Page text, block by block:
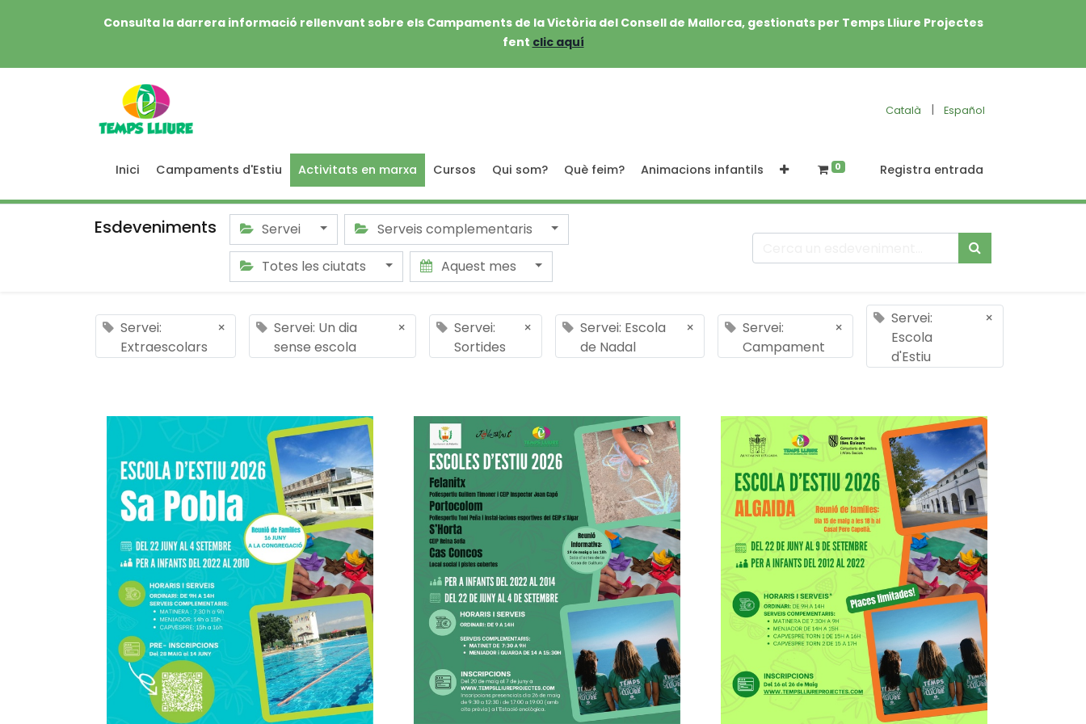
Consulta la darrera informació rellenvant sobre els Campaments de la Victòria del Consell de Mallorca, gestionats per Temps Lliure Projectes
fent clic aquí
Català | Español
Inici Campaments d'Estiu Activitats en marxa Cursos Qui som? Què feim? Animacions infantils 0 Registra entrada
Esdeveniments Servei
Serveis complementaris
Totes les ciutats
Aquest mes
Servei:
Extraescolars
×
Servei: Un dia
sense escola
×
Servei:
Sortides
×
Servei: Escola
de Nadal
×
Servei:
Campament
×
Servei:
Escola
d'Estiu
×